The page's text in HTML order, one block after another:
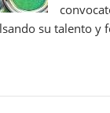
su talento y